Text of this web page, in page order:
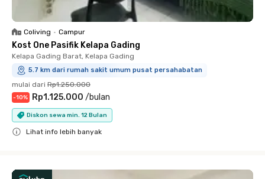
Coliving • Campur
Kost One Pasifik Kelapa Gading
Kelapa Gading Barat, Kelapa Gading
5.7 km dari rumah sakit umum pusat persahabatan
mulai dari Rp1.250.000
-10% Rp1.125.000 /bulan
Diskon sewa min. 12 Bulan
Lihat info lebih banyak